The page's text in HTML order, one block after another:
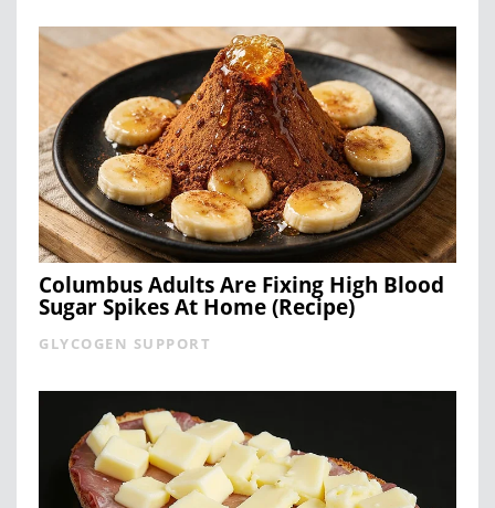
Columbus Adults Are Fixing High Blood
Sugar Spikes At Home (Recipe)
GLYCOGEN SUPPORT